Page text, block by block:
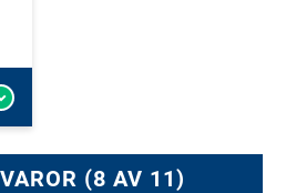
(8 AV 11)